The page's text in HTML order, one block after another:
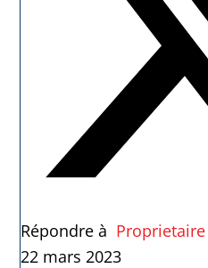
Répondre à Proprietaire
22 mars 2023